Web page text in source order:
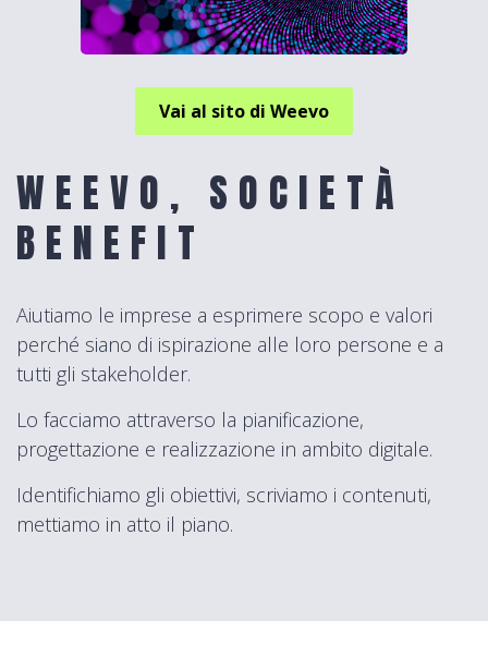
Vai al sito di Weevo
WEEVO, SOCIETÀ
BENEFIT
Aiutiamo le imprese a esprimere scopo e valori
perché siano di ispirazione alle loro persone e a
tutti gli stakeholder.
Lo facciamo attraverso la pianificazione,
progettazione e realizzazione in ambito digitale.
Identifichiamo gli obiettivi, scriviamo i contenuti,
mettiamo in atto il piano.